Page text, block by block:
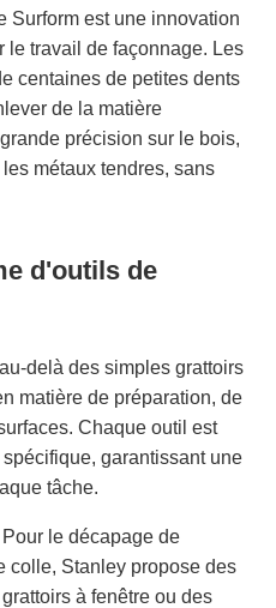
Surform est une innovation
le travail de façonnage. Les
centaines de petites dents
de la matière
précision sur le bois,
métaux tendres, sans
d'outils de
delà des simples grattoirs
matière de préparation, de
Chaque outil est
garantissant une
tâche.
le décapage de
colle, Stanley propose des
à fenêtre ou des